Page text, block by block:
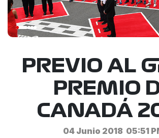
PREVIO AL
PREMIO
CANADÁ
04 Junio 2018 05:51